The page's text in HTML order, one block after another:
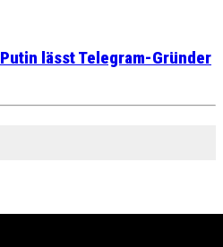
lässt Telegram-Gründer